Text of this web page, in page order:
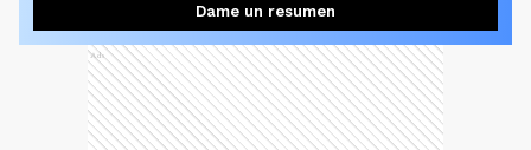
Dame un resumen
Ads